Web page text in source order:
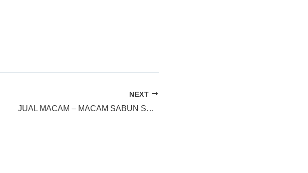
NEXT
JUAL MACAM – MACAM SABUN SNEAKERS Yang Lengkap di Yogyakarta